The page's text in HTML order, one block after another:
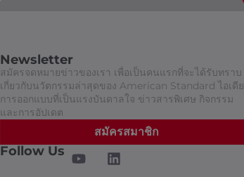
Newsletter
สมัครจดหมายข่าวของเรา เพื่อเป็นคนแรกที่จะได้รับทราบ
เกี่ยวกับนวัตกรรมล่าสุดของ American Standard ไอเดีย
การออกแบบที่เป็นแรงบันดาลใจ ข่าวสารพิเศษ กิจกรรม
และการอัปเดต
สมัครสมาชิก
Follow Us